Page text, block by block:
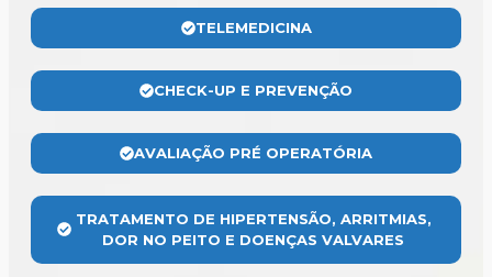
TELEMEDICINA
CHECK-UP E PREVENÇÃO
AVALIAÇÃO PRÉ OPERATÓRIA
TRATAMENTO DE HIPERTENSÃO, ARRITMIAS,
DOR NO PEITO E DOENÇAS VALVARES